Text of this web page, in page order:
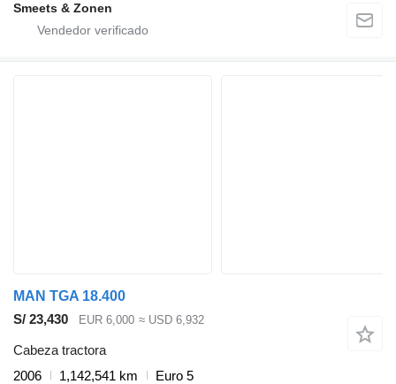
Smeets & Zonen
MAN TGA 18.400
S/ 23,430
EUR 6,000 ≈ USD 6,932
Cabeza tractora
2006
1,142,541 km
Euro 5